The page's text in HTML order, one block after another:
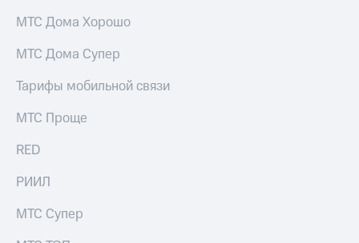
и родителям
Здоровье
и фитнес
Приложения
КИОН
доход
Страхование
на связь
С картой
МТС Дома Хорошо
МТС Дома Супер
Тарифы мобильной связи
МТС Проще
RED
РИИЛ
МТС Супер